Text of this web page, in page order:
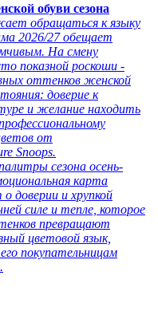
обуви сезона
обращаться к языку
2026/27 обещает
На смену
показной роскоши -
оттенков женской
доверие к
и желание находить
от
Snoops.
сезона осень-
карта
доверии и хрупкой
силе и тепле, которое
превращают
цветовой язык,
покупательницам